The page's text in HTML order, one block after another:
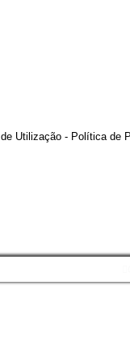
Utilização - Política de